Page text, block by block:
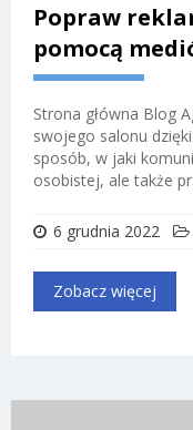
Popraw
pomocą
Strona główna Blog
swojego salonu dzięki
sposób, w jaki
osobistej, ale także
6 grudnia 2022
Zobacz więcej